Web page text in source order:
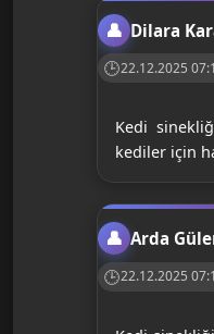
Dilara
22.12.2025
Kedi
kediler için
Arda
22.12.2025